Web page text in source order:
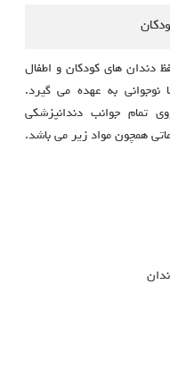
دندان های کودکان و اطفال
به عهده می گیرد.
تمام جوانب دندانپزشکی
همچون مواد زیر می باشد.